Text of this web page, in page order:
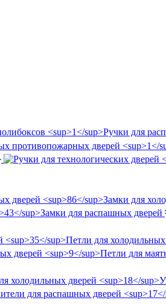
Ручки для
Замки для
Замки для распашных дверей
Петли для холодильных
Петли для